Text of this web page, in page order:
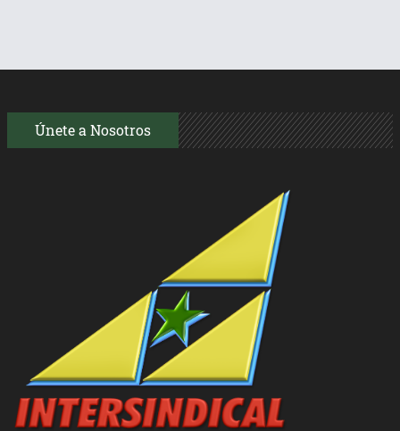
Únete a Nosotros